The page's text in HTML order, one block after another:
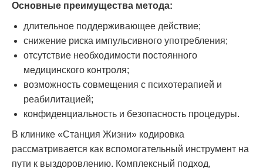
Основные преимущества метода:
длительное поддерживающее действие;
снижение риска импульсивного употребления;
отсутствие необходимости постоянного
медицинского контроля;
возможность совмещения с психотерапией и
реабилитацией;
конфиденциальность и безопасность процедуры.
В клинике «Станция Жизни» кодировка
рассматривается как вспомогательный инструмент на
пути к выздоровлению. Комплексный подход,